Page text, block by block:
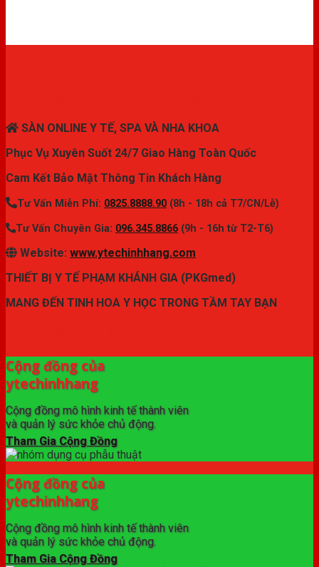
SÀN ONLINE Y TẾ, SPA VÀ NHA KHOA
Phục Vụ Xuyên Suốt 24/7 Giao Hàng Toàn Quốc
Cam Kết Bảo Mật Thông Tin Khách Hàng
Tư Vấn Miễn Phí: 0825.8888.90 (8h - 18h cả T7/CN/Lễ)
Tư Vấn Chuyên Gia: 096.345.8866 (9h - 16h từ T2-T6)
Website: www.ytechinhhang.com
THIẾT BỊ Y TẾ PHẠM KHÁNH GIA (PKGmed)
MANG ĐẾN TINH HOA Y HỌC TRONG TẦM TAY BẠN
Cộng đồng của
ytechinhhang
Cộng đồng mô hình kinh tế thành viên
và quản lý sức khỏe chủ động.
Tham Gia Cộng Đồng
Cộng đồng của
ytechinhhang
Cộng đồng mô hình kinh tế thành viên
và quản lý sức khỏe chủ động.
Tham Gia Cộng Đồng